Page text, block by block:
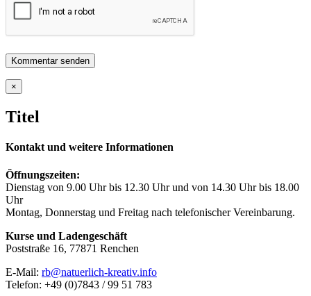
Close
product
view
×
Titel
Kontakt und weitere Informationen
Öffnungszeiten:
Dienstag von 9.00 Uhr bis 12.30 Uhr und von 14.30 Uhr bis 18.00
Uhr
Montag, Donnerstag und Freitag nach telefonischer Vereinbarung.
Kurse und Ladengeschäft
Poststraße 16, 77871 Renchen
E-Mail: rb@natuerlich-kreativ.info
Telefon: +49 (0)7843 / 99 51 783